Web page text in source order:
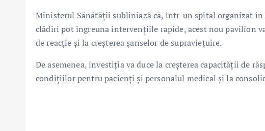
Ministerul Sănătății subliniază că, într-un spital organizat
clădiri pot îngreuna intervențiile rapide, acest nou pavilion
de reacție și la creșterea șanselor de supraviețuire.
De asemenea, investiția va duce la creșterea capacității de
condițiilor pentru pacienți și personalul medical și la